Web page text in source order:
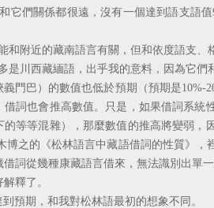
們關係都很遠，沒有一個達到語支語值
附近的藏南語言有關，但和依度語支、
川西藏緬語，出乎我的意料，因為它們
巴）的數值也低於預期（預期是10%-
詞也會推高數值。只是，如果借詞系統
等等混雜），那麼數值的推高將變弱，
博之的《松林語言中藏語借詞的性質》，
詞從幾種康藏語言借來，無法識別出單
釋了。
期，和我對松林語最初的想象不同。